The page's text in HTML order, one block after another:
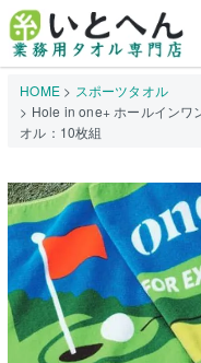
HOME
スポーツタオル
Hole in one+ ホールインワ
オル：10枚組